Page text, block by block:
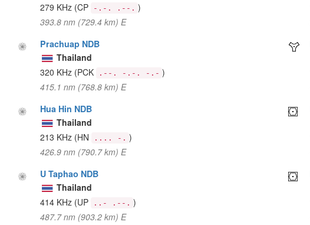
279 KHz (CP -.-. .--. )
393.8 nm (729.4 km) E
Prachuap NDB
Thailand
320 KHz (PCK .--. -.-. -.- )
415.1 nm (768.8 km) E
Hua Hin NDB
Thailand
213 KHz (HN .... -. )
426.9 nm (790.7 km) E
U Taphao NDB
Thailand
414 KHz (UP ..- .--. )
487.7 nm (903.2 km) E